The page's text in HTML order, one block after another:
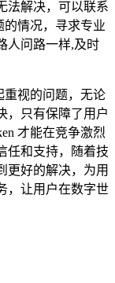
法解决，可以联系
的情况，寻求专业
人问路一样,及时
重视的问题，无论
，只有保障了用户
才能在竞争激烈
任和支持，随着技
更好的解决，为用
，让用户在数字世